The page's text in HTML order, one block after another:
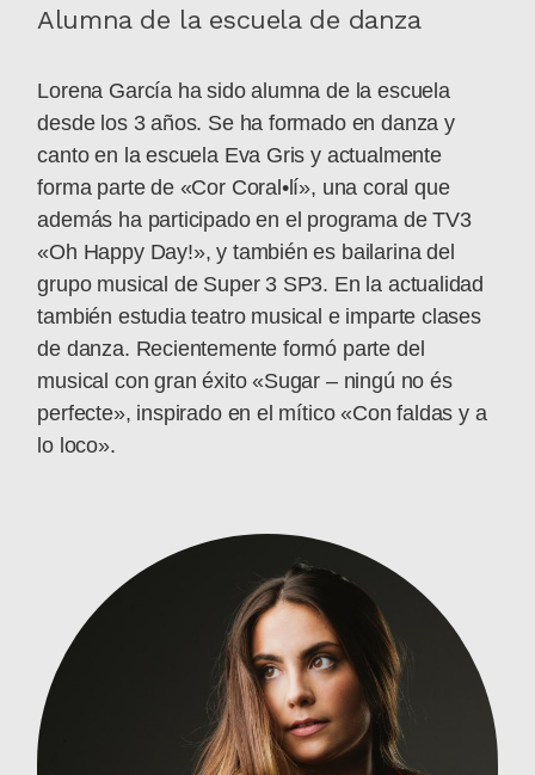
Alumna de la escuela de danza
Lorena García ha sido alumna de la escuela
desde los 3 años. Se ha formado en danza y
canto en la escuela Eva Gris y actualmente
forma parte de «Cor Coral•lí», una coral que
además ha participado en el programa de TV3
«Oh Happy Day!», y también es bailarina del
grupo musical de Super 3 SP3. En la actualidad
también estudia teatro musical e imparte clases
de danza. Recientemente formó parte del
musical con gran éxito «Sugar – ningú no és
perfecte», inspirado en el mítico «Con faldas y a
lo loco».